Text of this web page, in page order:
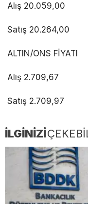
Alış 20.059,00
Satış 20.264,00
ALTIN/ONS FİYATI
Alış 2.709,67
Satış 2.709,97
İLGİNİZİ